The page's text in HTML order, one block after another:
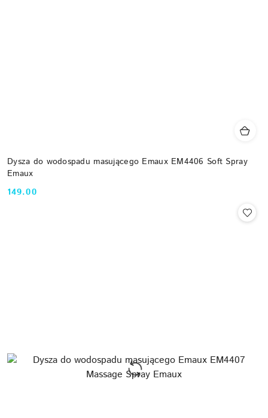
Dysza do wodospadu masującego Emaux EM4406 Soft Spray
Emaux
Cena:
149.00